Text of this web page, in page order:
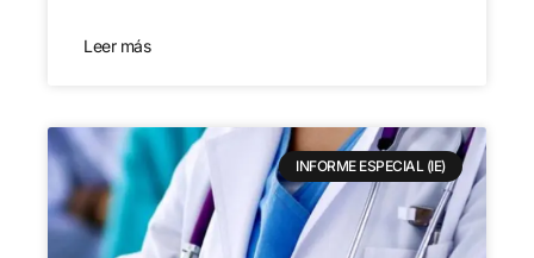
Leer más
INFORME ESPECIAL (IE)